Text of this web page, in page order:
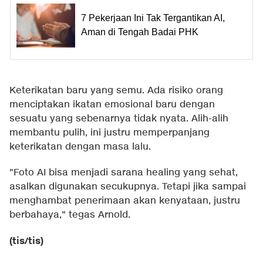
7 Pekerjaan Ini Tak Tergantikan AI,
Aman di Tengah Badai PHK
Keterikatan baru yang semu. Ada risiko orang
menciptakan ikatan emosional baru dengan
sesuatu yang sebenarnya tidak nyata. Alih-alih
membantu pulih, ini justru memperpanjang
keterikatan dengan masa lalu.
"Foto AI bisa menjadi sarana healing yang sehat,
asalkan digunakan secukupnya. Tetapi jika sampai
menghambat penerimaan akan kenyataan, justru
berbahaya," tegas Arnold.
(tis/tis)